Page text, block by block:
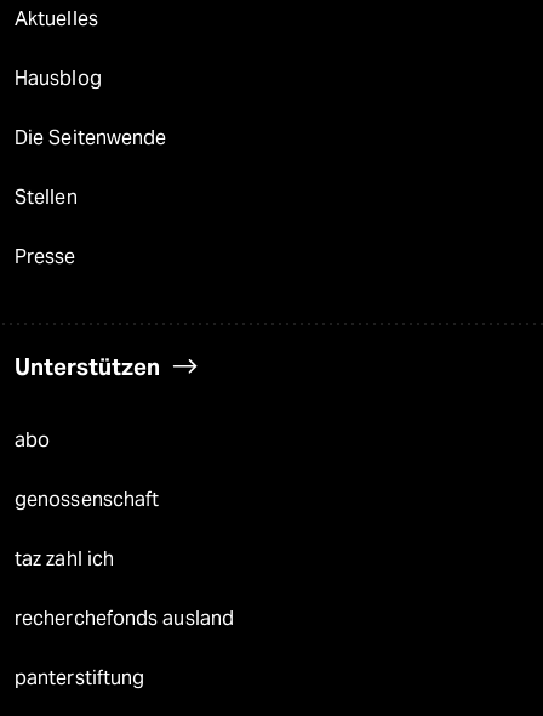
Aktuelles
Hausblog
Die Seitenwende
Stellen
Presse
Unterstützen
abo
genossenschaft
taz zahl ich
recherchefonds ausland
panterstiftung